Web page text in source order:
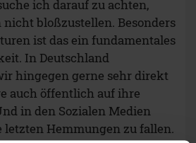
ich darauf zu achten,
nicht bloßzustellen. Besonders
ist das ein fundamentales
In Deutschland
hingegen gerne sehr direkt
auch öffentlich auf ihre
in den Sozialen Medien
letzten Hemmungen zu fallen.